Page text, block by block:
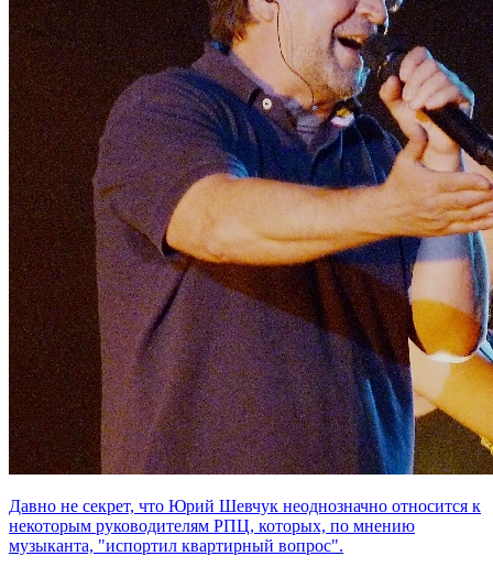
Давно не секрет, что Юрий Шевчук неоднозначно относится к
некоторым руководителям РПЦ, которых, по мнению
музыканта, "испортил квартирный вопрос".